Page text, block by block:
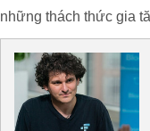
những thách thức gia